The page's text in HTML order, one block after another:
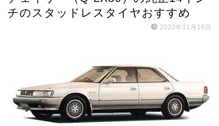
チのスタッドレスタイヤおすすめ
2022年11月18日